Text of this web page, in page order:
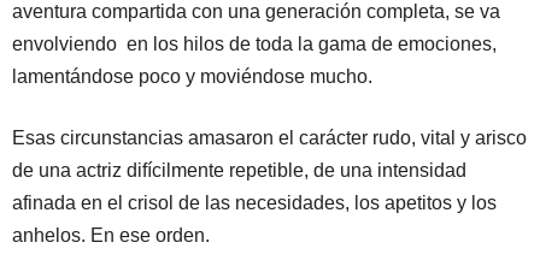
aventura compartida con una generación completa, se va
envolviendo en los hilos de toda la gama de emociones,
lamentándose poco y moviéndose mucho.
Esas circunstancias amasaron el carácter rudo, vital y arisco
de una actriz difícilmente repetible, de una intensidad
afinada en el crisol de las necesidades, los apetitos y los
anhelos. En ese orden.